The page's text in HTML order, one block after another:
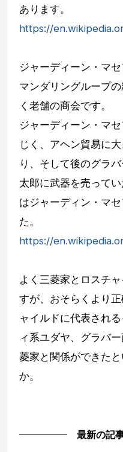
あります。
https://
ジャーディーン・マ
マンダリングループ
く老舗の商会です。
ジャーディーン・マ
じく、アヘン貿易に
り、そして後のグラ
太郎に武器を売って
はジャーディン・マ
た。
https://
よく三菱家とロスチ
すが、おそらくより
ャイルドに代表され
ィ系ユダヤ、グラバ
菱家と関係ができた
か。
最新の記